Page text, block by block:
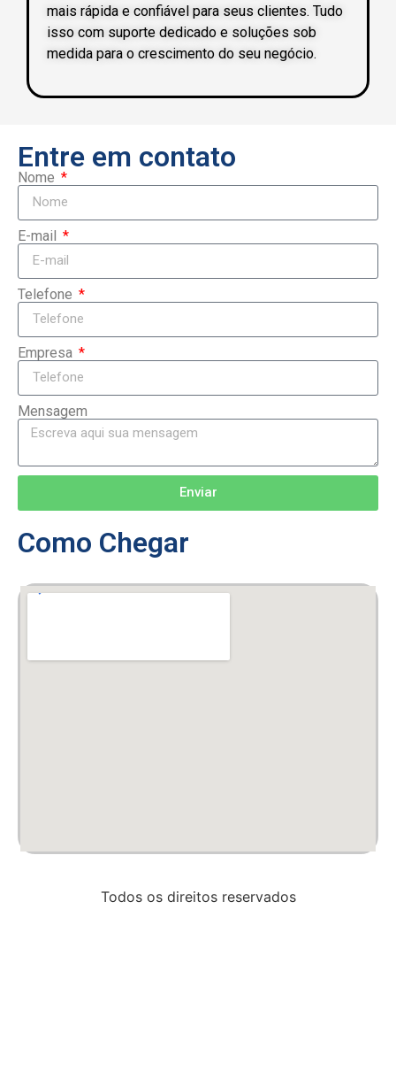
mais rápida e confiável para seus clientes. Tudo
isso com suporte dedicado e soluções sob
medida para o crescimento do seu negócio.
Entre em contato
Nome
E-mail
Telefone
Empresa
Mensagem
Enviar
Como Chegar
Todos os direitos reservados